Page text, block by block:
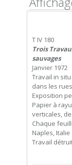
T IV 180
Trois
sauvages
Janvier 1972
Travail in situ
dans les
Exposition
Papier à
verticales,
Chaque
Naples, Italie
Travail